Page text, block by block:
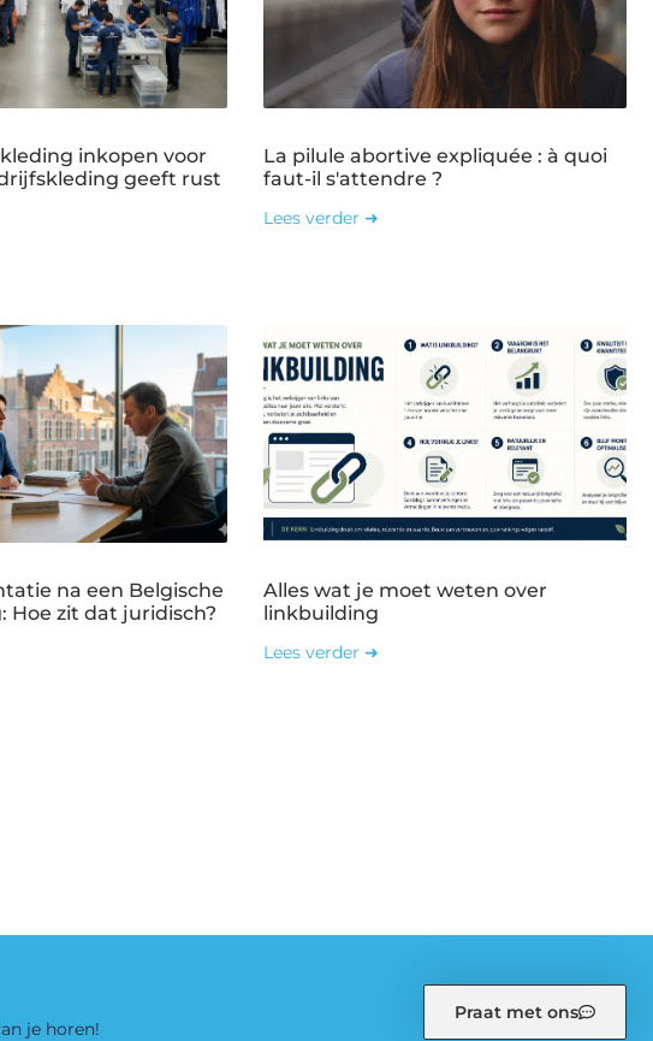
inkopen voor
geeft rust
La pilule abortive expliquée : à quoi
faut-il s'attendre ?
Lees verder ➜
na een Belgische
Hoe zit dat juridisch?
Alles wat je moet weten over
linkbuilding
Lees verder ➜
je horen!
Praat met ons